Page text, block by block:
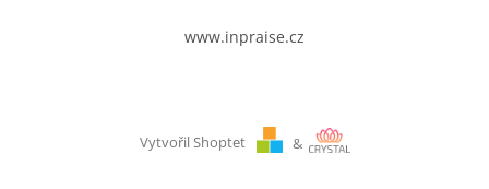
www.inpraise.cz
Vytvořil Shoptet &